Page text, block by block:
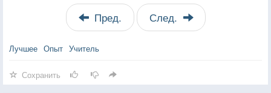
Пред. След.
Лучшее Опыт Учитель
Сохранить